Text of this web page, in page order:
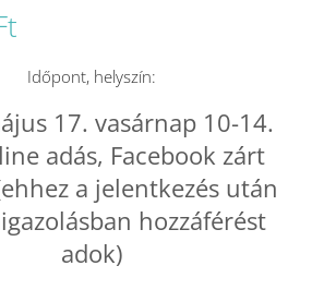
Időpont, helyszín:
17. vasárnap 10-14.
adás, Facebook zárt
a jelentkezés után
hozzáférést
adok)